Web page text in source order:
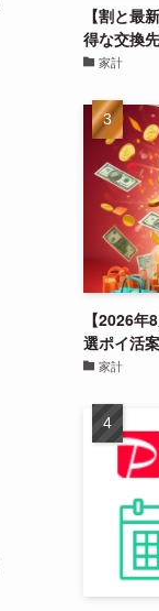
【割と最
得な交換
家計
【2026
選ポイ活
家計